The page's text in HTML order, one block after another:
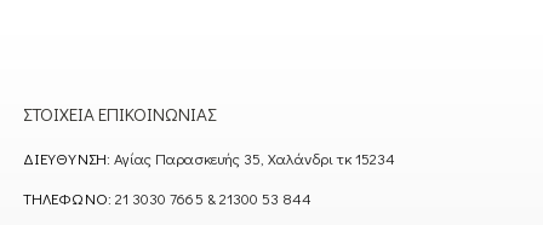
ΣΤΟΙΧΕΊΑ ΕΠΙΚΟΙΝΩΝΊΑΣ
ΔΙΕΎΘΥΝΣΗ: Αγίας Παρασκευής 35, Χαλάνδρι τκ 15234
ΤΗΛΈΦΩΝΟ: 21 3030 7665 & 21300 53 844